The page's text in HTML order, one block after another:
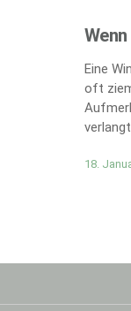
Eine
oft
18.